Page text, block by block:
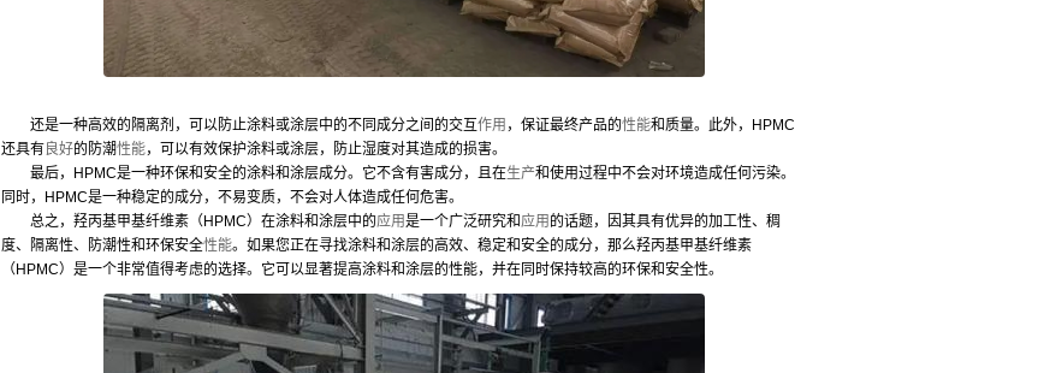
还是一种高效的隔离剂，可以防止涂料或涂层中的不同成分之间的交互作用 ，保证最终产品的性能和质量。此外，HPMC
还具有 良好的防潮性能，可以有效保护涂料或涂层，防止湿度对其造成的损害。
最后，HPMC是一种环保和安全的涂料和涂层成分。它不含有害成分，且在生产和使用过程中不会对环境造成任何污染。
同时，HPMC是一种稳定的成分，不易变质，不会对人体造成任何危害。
总之，羟丙基甲基纤维素（HPMC）在涂料和涂层中的应用是一个广泛研究和应用 的话题，因其具有优异的加工性、稠
度、隔离性、防潮性和环保安全性能。如果您正在寻找涂料和涂层的高效、稳定和安全的成分，那么羟丙基甲基纤维素
（HPMC）是一个非常值得考虑的选择。它可以显著提高涂料和涂层的性能，并在同时保持较高的环保和安全性。